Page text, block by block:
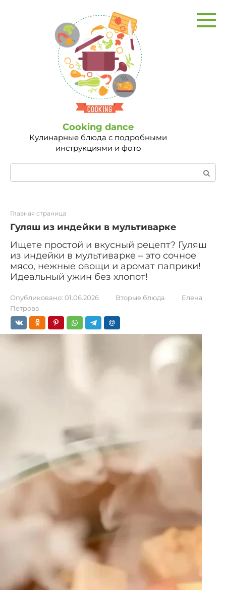
Сooking dance
Кулинарные блюда с подробными
инструкциями и фото
Поиск:
Главная страница
Гуляш из индейки в мультиварке
Ищете простой и вкусный рецепт? Гуляш
из индейки в мультиварке – это сочное
мясо, нежные овощи и аромат паприки!
Идеальный ужин без хлопот!
Опубликовано: 01.06.2026 Вторые блюда
Елена
Петрова